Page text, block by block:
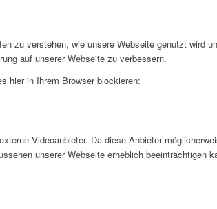
zu verstehen, wie unsere Webseite genutzt wird
auf unserer Webseite zu verbessern.
hier in Ihrem Browser blockieren:
Videoanbieter. Da diese Anbieter
unserer Webseite erheblich beeinträchtigen